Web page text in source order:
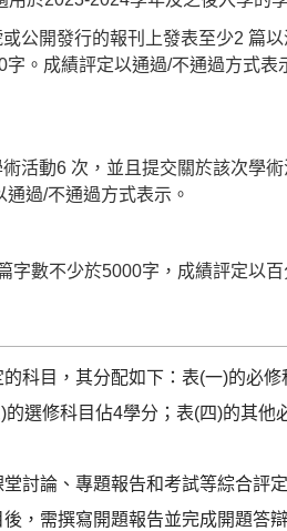
公開發行的報刊上發表至少2 篇
。成績評定以通過/不通過方式表
活動6 次，並且提交關於該次學
過/不通過方式表示。
字數不少於5000字，成績評定以
科目，其分配如下：表(一)的必
選修科目佔4學分；表(四)的其他
討論、專題報告和考試等綜合評
，需撰寫開題報告並完成開題答